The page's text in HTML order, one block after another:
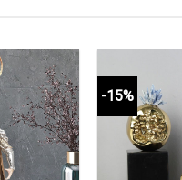
-15%